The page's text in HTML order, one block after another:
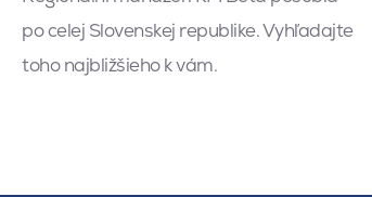
po celej Slovenskej republike. Vyhľadajte
toho najbližšieho k vám.